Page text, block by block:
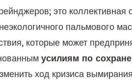
это коллективная
пальмового
которые может
усилиям по
ход кризиса